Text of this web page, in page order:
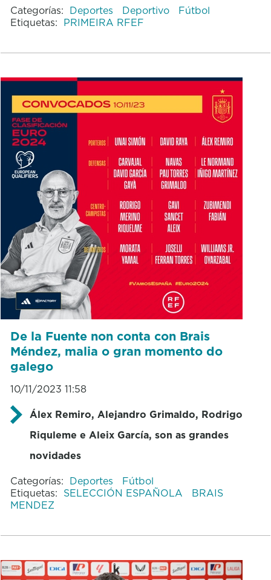
Categorías: Deportes Deportivo
Fútbol
Etiquetas: PRIMEIRA RFEF
De la Fuente non conta con Brais
Méndez, malia o gran momento do
galego
10/11/2023 11:58
Álex Remiro, Alejandro Grimaldo, Rodrigo
Riquleme e Aleix García, son as grandes
novidades
Categorías: Deportes
Fútbol
Etiquetas: SELECCIÓN ESPAÑOLA
BRAIS
MENDEZ